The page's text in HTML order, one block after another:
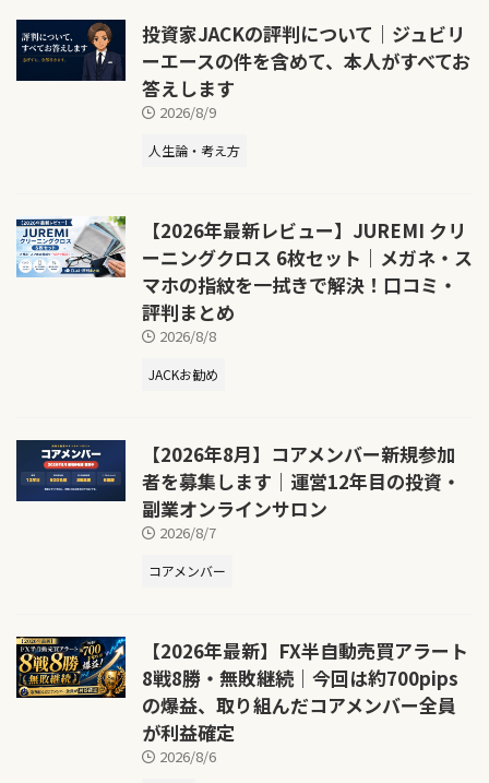
投資家JACKの評判について｜ジュビリ
ーエースの件を含めて、本人がすべてお
答えします
2026/8/9
人生論・考え方
【2026年最新レビュー】JUREMI クリ
ーニングクロス 6枚セット｜メガネ・ス
マホの指紋を一拭きで解決！口コミ・
評判まとめ
2026/8/8
JACKお勧め
【2026年8月】コアメンバー新規参加
者を募集します｜運営12年目の投資・
副業オンラインサロン
2026/8/7
コアメンバー
【2026年最新】FX半自動売買アラート
8戦8勝・無敗継続｜今回は約700pips
の爆益、取り組んだコアメンバー全員
が利益確定
2026/8/6